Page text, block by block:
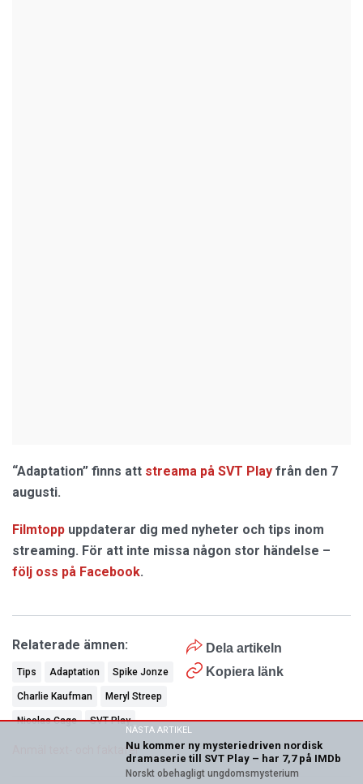
“Adaptation” finns att streama på SVT Play från den 7
augusti.
Filmtopp uppdaterar dig med nyheter och tips inom
streaming. För att inte missa någon stor händelse –
följ oss på Facebook.
Dela artikeln
Kopiera länk
Relaterade ämnen:
Tips Adaptation Spike Jonze
Charlie Kaufman Meryl Streep
Nicolas Cage SVT Play
Anmäl text- och faktafel
NÄSTA ARTIKEL
Nu kommer ny mysteriedriven nordisk
dramaserie till SVT Play – har 7,7 på IMDb
Norskt obehagligt ungdomsmysterium